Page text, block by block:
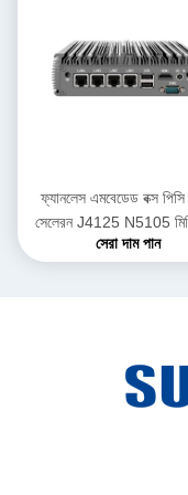
ফ্যানলেস এমবেডেড বক্স পিসি
সেলেরন J4125 N5105
কম্পিউটার শিল্পের জন্য
সেরা দাম পান